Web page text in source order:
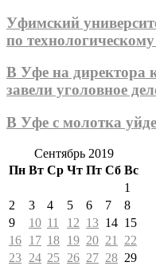
Уфимский
по технологическому
В Уфе на директора
завели уголовное
В Уфе с молотка
Сентябрь 2019
Пн Вт Ср Чт Пт Сб Вс
1
2
3 4 5 6 7
8
9
10 11 12 13 14 15
16 17 18 19 20 21
22
23 24 25 26 27 28 29